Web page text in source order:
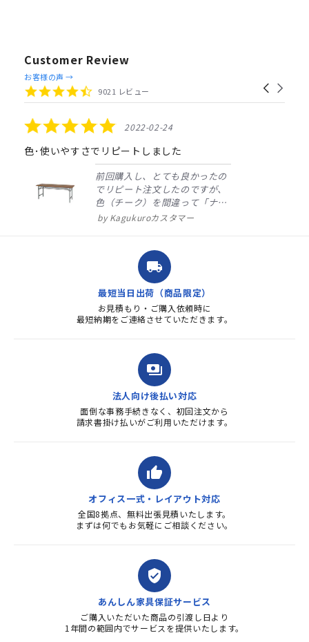
Customer Review
Reviews
carousel
Carousel
arrows
4.4
star
9021 レビュー
お客様の声 →
5.0
star
rating
2022-02-24
色･使いやすさでリピートしました
前回購入し、とても良かったの
でリピート注文したのですが、
色（チーク）を間違って「ナチ
ュラル」としてしまいました。
ました。商品到着も早く、品
質・使いやすさで満足していま
す。また、リピートするときは
よろしくお...
Kagukuroカスタマー
local_shipping
最短当日出荷（商品限定）
お見積もり・ご購入依頼時に
最短納期をご連絡させていただきます。
payments
法人向け後払い対応
面倒な事務手続きなく、初回注文から
請求書掛け払いがご利用いただけます。
thumb_up
オフィス一式・レイアウト対応
全国8拠点、無料出張見積いたします。
まずは何でもお気軽にご相談ください。
verified_user
あんしん家具保証サービス
ご購入いただいた商品の引渡し日より
1年間の範囲内でサービスを提供いたします。